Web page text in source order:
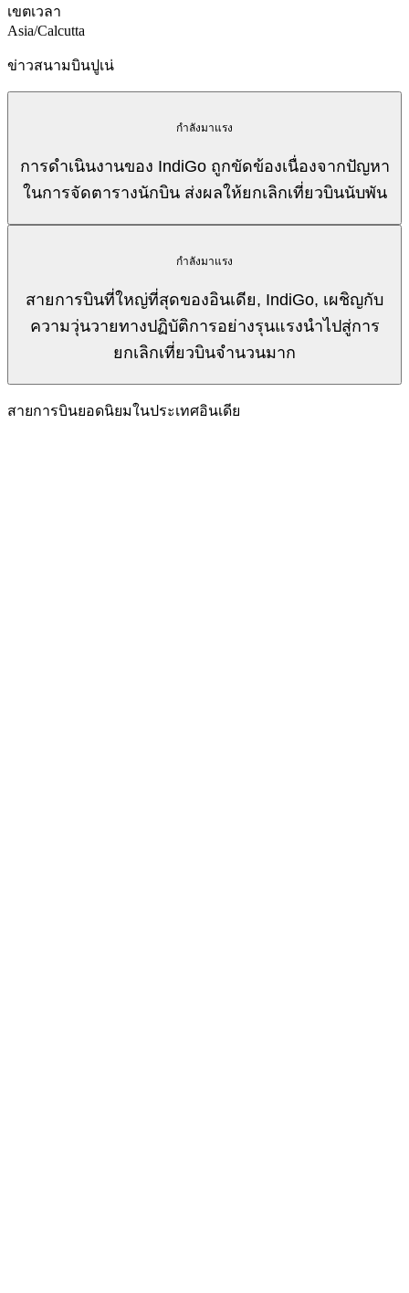
เขตเวลา
Asia/Calcutta
ข่าวสนามบินปูเน่
กำลังมาแรง
การดำเนินงานของ IndiGo ถูกขัดข้องเนื่องจากปัญหา
ในการจัดตารางนักบิน ส่งผลให้ยกเลิกเที่ยวบินนับพัน
กำลังมาแรง
สายการบินที่ใหญ่ที่สุดของอินเดีย, IndiGo, เผชิญกับ
ความวุ่นวายทางปฏิบัติการอย่างรุนแรงนำไปสู่การ
ยกเลิกเที่ยวบินจำนวนมาก
สายการบินยอดนิยมในประเทศอินเดีย